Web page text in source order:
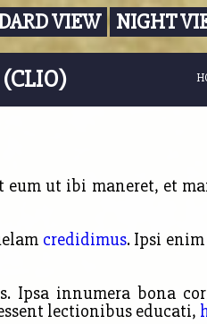
VIEW NIGHT
ut ibi maneret, et
credidimus. Ipsi
Ipsa innumera bona
lectionibus educati,